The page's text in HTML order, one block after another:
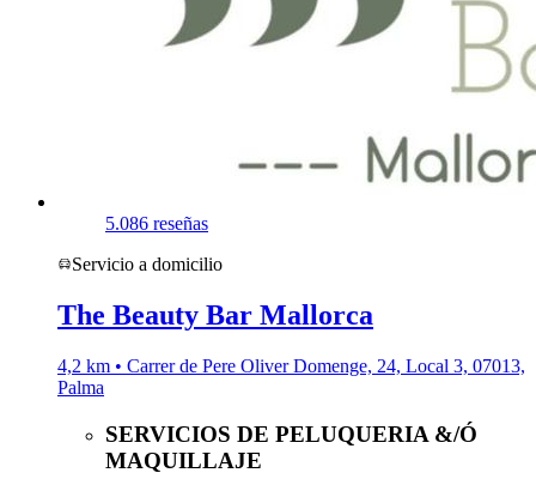
5.086 reseñas
Servicio a domicilio
The Beauty Bar Mallorca
4,2 km • Carrer de Pere Oliver Domenge, 24, Local 3, 07013,
Palma
SERVICIOS DE PELUQUERIA &/Ó
MAQUILLAJE